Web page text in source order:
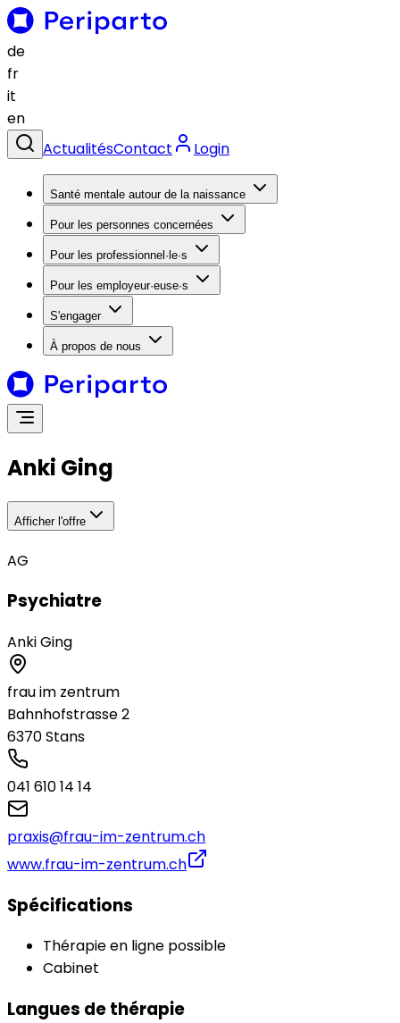
de
fr
it
en
ActualitésContact Login
Santé mentale autour de la naissance
Pour les personnes concernées
Pour les professionnel·le·s
Pour les employeur·euse·s
S'engager
À propos de nous
Anki Ging
Afficher l'offre
AG
Psychiatre
Anki Ging
frau im zentrum
Bahnhofstrasse 2
6370Stans
041 610 14 14
praxis@frau-im-zentrum.ch
www.frau-im-zentrum.ch
Spécifications
Thérapie en ligne possible
Cabinet
Langues de thérapie